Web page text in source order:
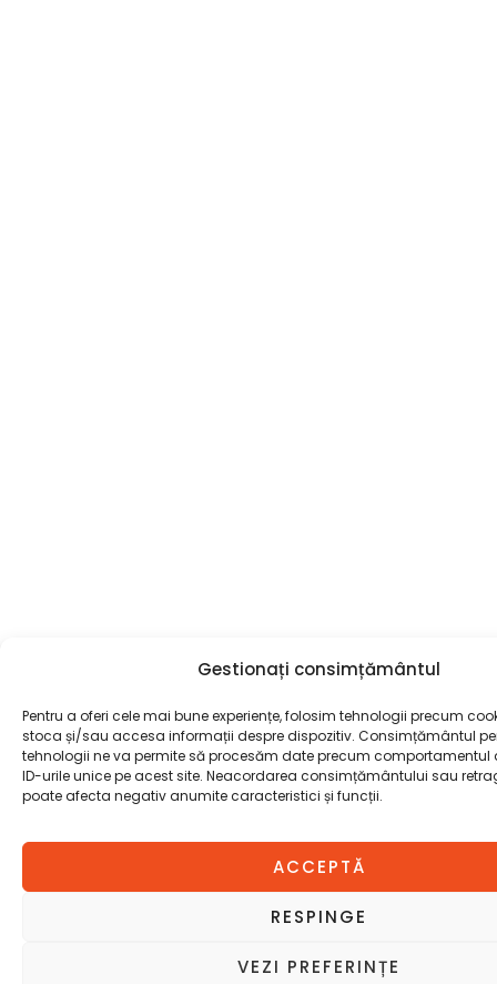
Gestionați consimțământul
Pentru a oferi cele mai bune experiențe, folosim tehnologii precum
stoca și/sau accesa informații despre dispozitiv. Consimțământul
tehnologii ne va permite să procesăm date precum comportamentul
ID-urile unice pe acest site. Neacordarea consimțământului sau
poate afecta negativ anumite caracteristici și funcții.
ACCEPTĂ
RESPINGE
VEZI PREFERINȚE